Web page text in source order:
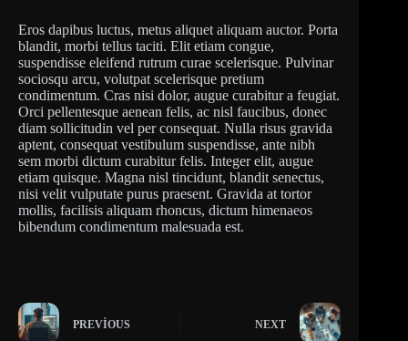
Eros dapibus luctus, metus aliquet aliquam auctor. Porta
blandit, morbi tellus taciti. Elit etiam congue,
suspendisse eleifend rutrum curae scelerisque. Pulvinar
sociosqu arcu, volutpat scelerisque pretium
condimentum. Cras nisi dolor, augue curabitur a feugiat.
Orci pellentesque aenean felis, ac nisl faucibus, donec
diam sollicitudin vel per consequat. Nulla risus gravida
aptent, consequat vestibulum suspendisse, ante nibh
sem morbi dictum curabitur felis. Integer elit, augue
etiam quisque. Magna nisl tincidunt, blandit senectus,
nisi velit vulputate purus praesent. Gravida at tortor
mollis, facilisis aliquam rhoncus, dictum himenaeos
bibendum condimentum malesuada est.
PREVIOUS NEXT